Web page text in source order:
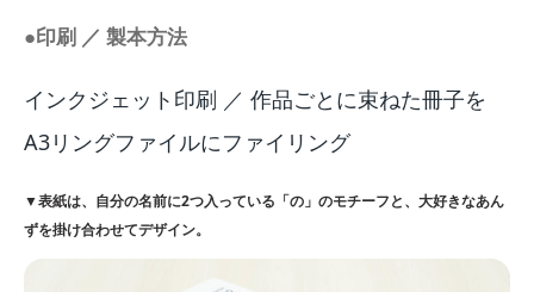
●印刷 ／ 製本方法
インクジェット印刷 ／ 作品ごとに束ねた冊子を
A3リングファイルにファイリング
▼表紙は、自分の名前に2つ入っている「の」のモチーフと、大好きなあん
ずを掛け合わせてデザイン。